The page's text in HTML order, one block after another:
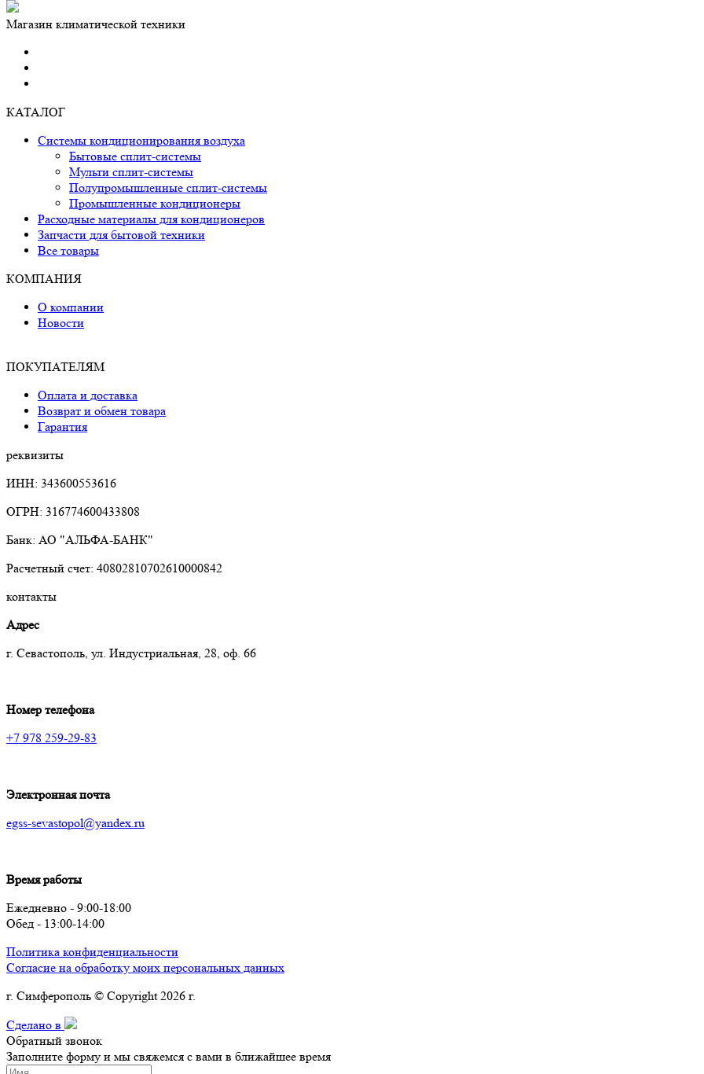
Магазин климатической техники
КАТАЛОГ
Системы кондиционирования воздуха
Бытовые сплит-системы
Мульти сплит-системы
Полупромышленные сплит-системы
Промышленные кондиционеры
Расходные материалы для кондиционеров
Запчасти для бытовой техники
Все товары
КОМПАНИЯ
О компании
Новости
ПОКУПАТЕЛЯМ
Оплата и доставка
Возврат и обмен товара
Гарантия
реквизиты
ИНН: 343600553616
ОГРН: 316774600433808
Банк: АО "АЛЬФА-БАНК"
Расчетный счет: 40802810702610000842
контакты
Адрес
г. Севастополь, ул. Индустриальная, 28, оф. 66
Номер телефона
+7 978 259-29-83
Электронная почта
egss-sevastopol@yandex.ru
Время работы
Ежедневно - 9:00-18:00
Обед - 13:00-14:00
Политика конфиденциальности
Согласие на обработку моих персональных данных
г. Симферополь © Copyright 2026 г.
Сделано в
Обратный звонок
Заполните форму и мы свяжемся с вами в ближайшее время